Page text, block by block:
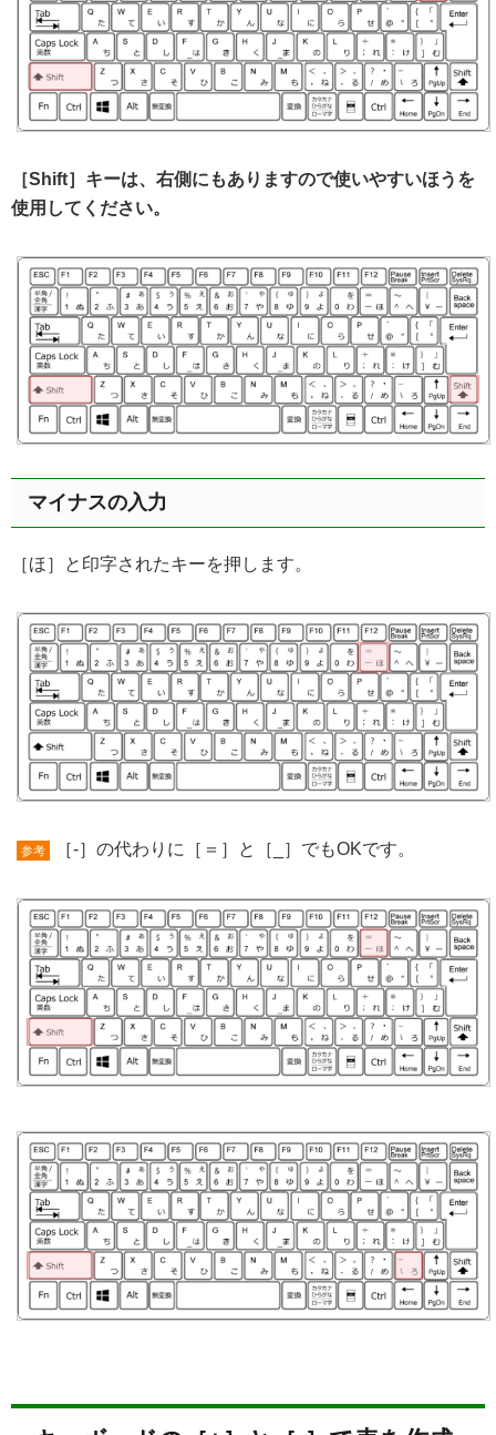
［Shift］キーは、右側にもありますので使いやすいほうを
使用してください。
マイナスの入力
［ほ］と印字されたキーを押します。
参考 ［-］の代わりに［＝］と［_］でもOKです。